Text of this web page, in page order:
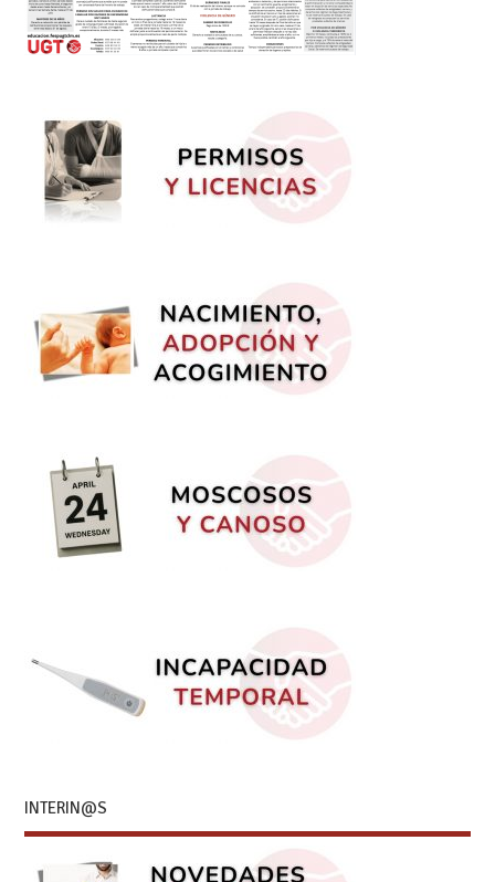
INTERIN@S